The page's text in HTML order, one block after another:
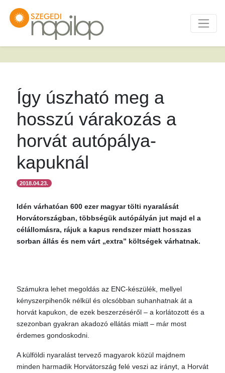
Így úszható meg a
hosszú várakozás a
horvát autópálya-
kapuknál
2018.04.23.
Idén várhatóan 600 ezer magyar tölti nyaralását
Horvátországban, többségük autópályán jut majd el a
célállomásra, rájuk a kapus rendszer miatt hosszas
sorban állás és nem várt „extra” költségek várhatnak.
Számukra lehet megoldás az ENC-készülék, mellyel
kényszerpihenők nélkül és olcsóbban suhanhatnak át a
horvát kapukon, de ezek beszerzéséről – a korlátozott és a
szezonban gyakran akadozó ellátás miatt – már most
érdemes gondoskodni.
A külföldi nyaralást tervező magyarok közül majdnem
minden harmadik Horvátország felé veszi az irányt, a Horvát